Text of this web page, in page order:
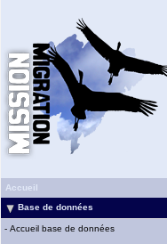
Accueil
Base de données
- Accueil base de données